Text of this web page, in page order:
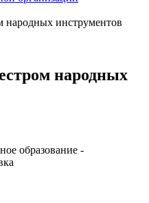
народных инструментов
народных
образование -